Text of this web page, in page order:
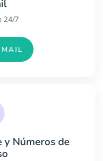
24/7
Números de